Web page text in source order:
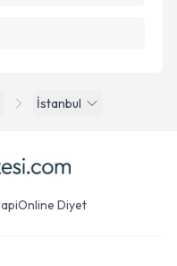
İstanbul
Online Diyet